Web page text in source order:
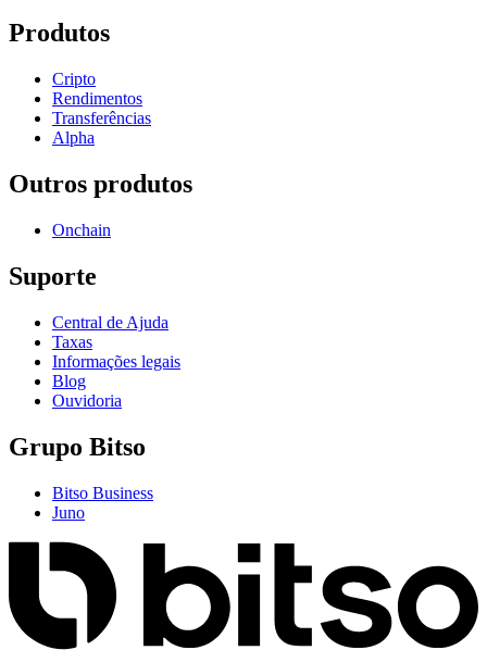
Produtos
Cripto
Rendimentos
Transferências
Alpha
Outros produtos
Onchain
Suporte
Central de Ajuda
Taxas
Informações legais
Blog
Ouvidoria
Grupo Bitso
Bitso Business
Juno